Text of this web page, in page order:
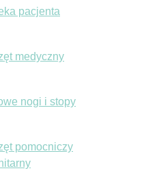
pacjenta
medyczny
nogi i stopy
pomocniczy